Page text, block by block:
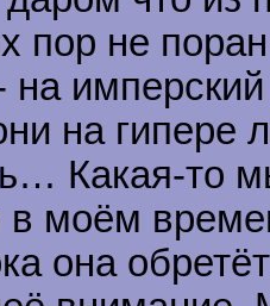
пор не
на гипере
Какая-то
моём
она